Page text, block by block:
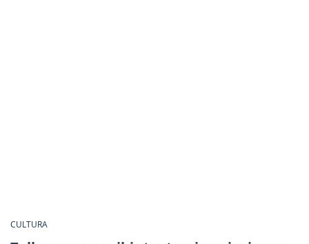
CULTURA